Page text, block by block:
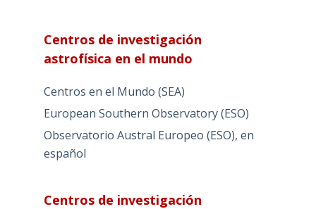
Centros de investigación
astrofísica en el mundo
Centros en el Mundo (SEA)
European Southern Observatory (ESO)
Observatorio Austral Europeo (ESO), en
español
Centros de investigación